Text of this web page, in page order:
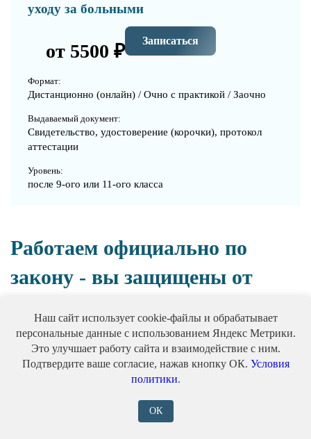
уходу за больными
от 5500 ₽ Записаться
Формат:
Дистанционно (онлайн) / Очно с практикой / Заочно
Выдаваемый документ:
Свидетельство, удостоверение (корочки), протокол
аттестации
Уровень:
после 9-ого или 11-ого класса
Работаем официально по
закону - вы защищены от
Наш сайт использует cookie-файлы и обрабатывает
персональные данные с использованием Яндекс Метрики.
Это улучшает работу сайта и взаимодействие с ним.
Подтвердите ваше согласие, нажав кнопку ОК. Условия
политики.
ОК